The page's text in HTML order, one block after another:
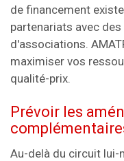
de financement
partenariats avec
d'associations.
maximiser vos
qualité-prix.
Prévoir les
Au-delà du circuit lui-